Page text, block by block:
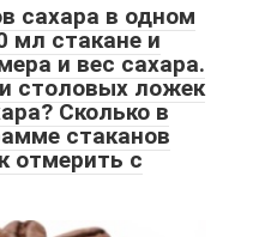
сахара в одном
мл стакане и
и вес сахара.
столовых ложек
Сколько в
стаканов
отмерить с